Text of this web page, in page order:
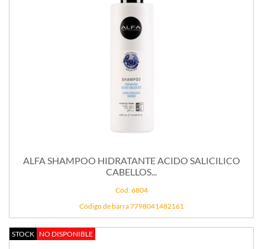
ALFA SHAMPOO HIDRATANTE ACIDO SALICILICO
CABELLOS...
Cód: 6804
Código de barra 7798041482161
STOCK NO DISPONIBLE